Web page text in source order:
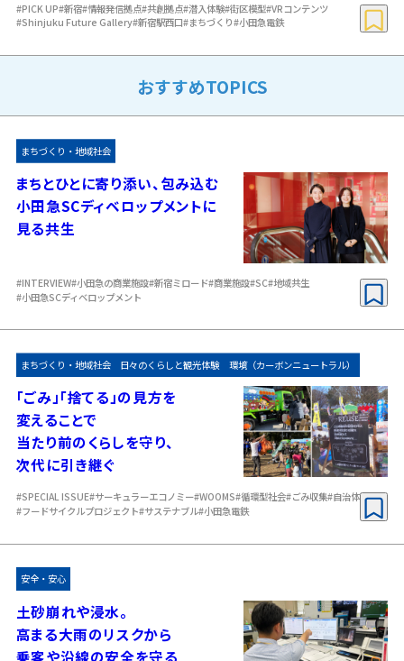
#PICK UP#新宿#情報発信拠点#共創拠点#潜入体験#街区模型#VRコンテンツ
#Shinjuku Future Gallery#新宿駅西口#まちづくり#小田急電鉄
おすすめTOPICS
まちづくり・地域社会
まちとひとに寄り添い、包み込む
小田急SCディベロップメントに
見る共生
#INTERVIEW#小田急の商業施設#新宿ミロード#商業施設#SC#地域共生
#小田急SCディベロップメント
まちづくり・地域社会 日々のくらしと観光体験 環境（カーボンニュートラル）
「ごみ」「捨てる」の見方を
変えることで
当たり前のくらしを守り、
次代に引き継ぐ
#SPECIAL ISSUE#サーキュラーエコノミー#WOOMS#循環型社会#ごみ収集#自治体
#フードサイクルプロジェクト#サステナブル#小田急電鉄
安全・安心
土砂崩れや浸水。
高まる大雨のリスクから
乗客や沿線の安全を守る